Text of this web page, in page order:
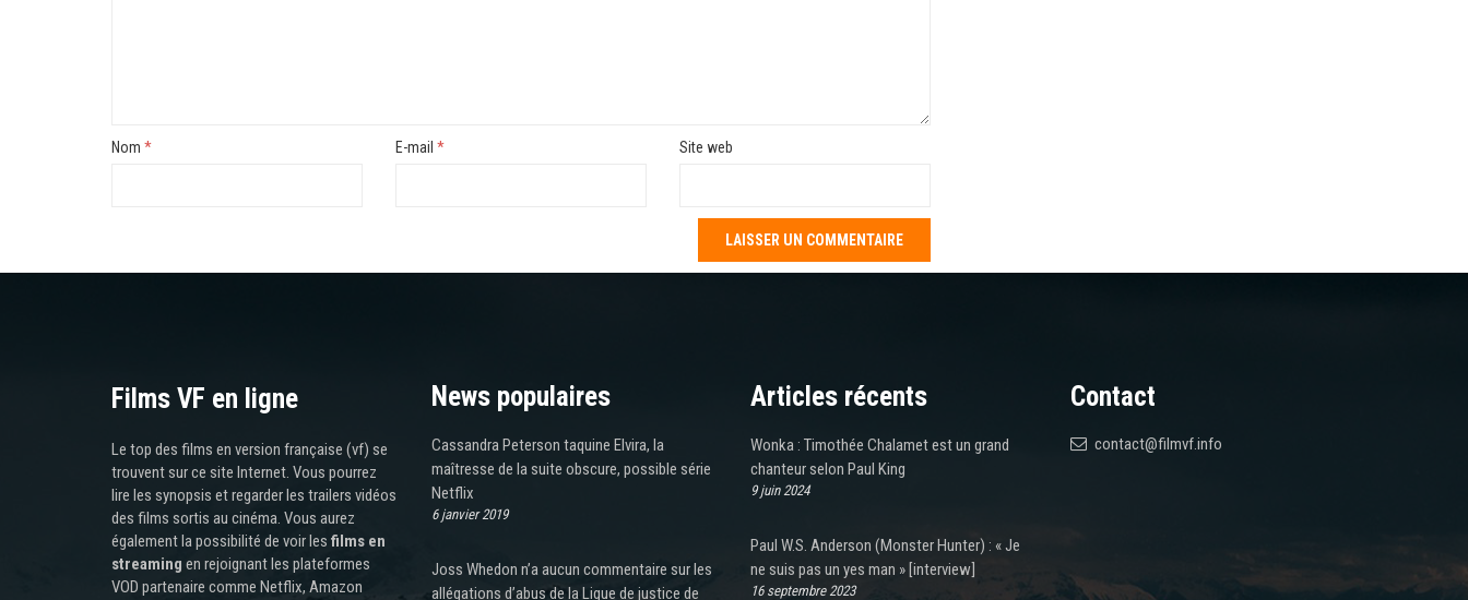
Nom * E-mail * Site web
Films VF en ligne
Le top des films en version française (vf) se
trouvent sur ce site Internet. Vous pourrez
lire les synopsis et regarder les trailers vidéos
des films sortis au cinéma. Vous aurez
également la possibilité de voir les films en
streaming en rejoignant les plateformes
VOD partenaire comme Netflix, Amazon
News populaires
Cassandra Peterson taquine Elvira, la
maîtresse de la suite obscure, possible série
Netflix
6 janvier 2019
Joss Whedon n’a aucun commentaire sur les
allégations d’abus de la Ligue de justice de
Articles récents
Wonka : Timothée Chalamet est un grand
chanteur selon Paul King
9 juin 2024
Paul W.S. Anderson (Monster Hunter) : « Je
ne suis pas un yes man » [interview]
16 septembre 2023
Contact
contact@filmvf.info